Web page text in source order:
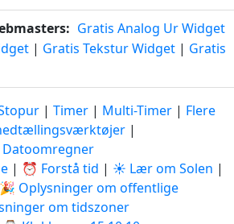
Gratis Analog Ur Widget
| Gratis Tekstur Widget | Gratis
| Timer | Multi-Timer | Flere
|
Datoomregner
| ⏰ Forstå tid | ☀️ Lær om Solen |
🎉 Oplysninger om offentlige
om tidszoner